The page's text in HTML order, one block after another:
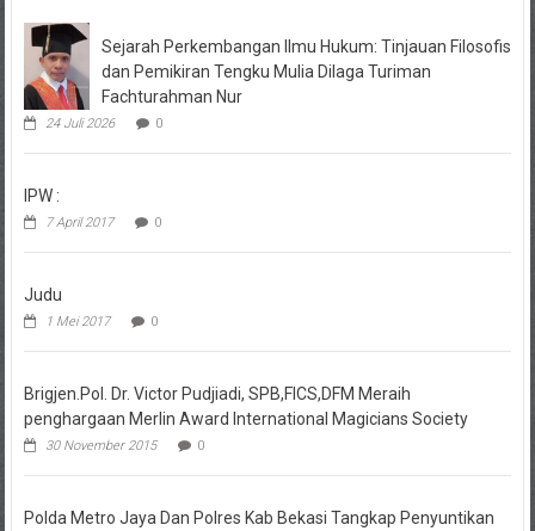
Sejarah Perkembangan Ilmu Hukum: Tinjauan Filosofis
dan Pemikiran Tengku Mulia Dilaga Turiman
Fachturahman Nur
24 Juli 2026 0
IPW :
7 April 2017 0
Judu
1 Mei 2017 0
Brigjen.Pol. Dr. Victor Pudjiadi, SPB,FICS,DFM Meraih
penghargaan Merlin Award International Magicians Society
30 November 2015 0
Polda Metro Jaya Dan Polres Kab Bekasi Tangkap Penyuntikan